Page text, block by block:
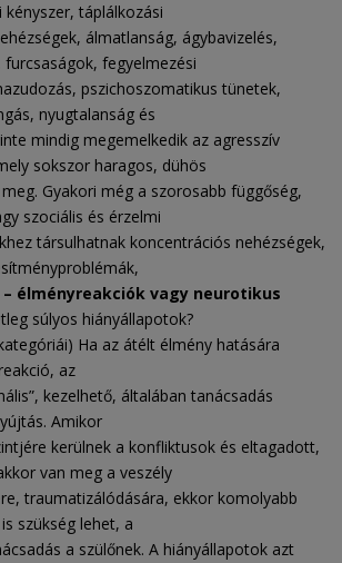
kényszer, táplálkozási
álmatlanság, ágybavizelés,
fegyelmezési
pszichoszomatikus tünetek,
nyugtalanság és
mindig megemelkedik az agresszív
sokszor haragos, dühös
Gyakori még a szorosabb függőség,
szociális és érzelmi
társulhatnak koncentrációs nehézségek,
– élményreakciók vagy neurotikus
súlyos hiányállapotok?
Ha az átélt élmény hatására
az
kezelhető, általában tanácsadás
Amikor
kerülnek a konfliktusok és eltagadott,
van meg a veszély
traumatizálódására, ekkor komolyabb
szükség lehet, a
a szülőnek. A hiányállapotok azt